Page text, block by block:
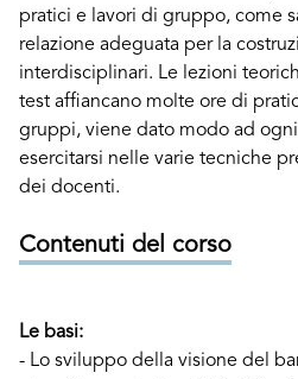
pratici e lavori di gruppo, come
relazione adeguata per la
interdisciplinari. Le lezioni
test affiancano molte ore di
gruppi, viene dato modo ad
esercitarsi nelle varie tecniche
dei docenti.
Contenuti del corso
Le basi:
- Lo sviluppo della visione del